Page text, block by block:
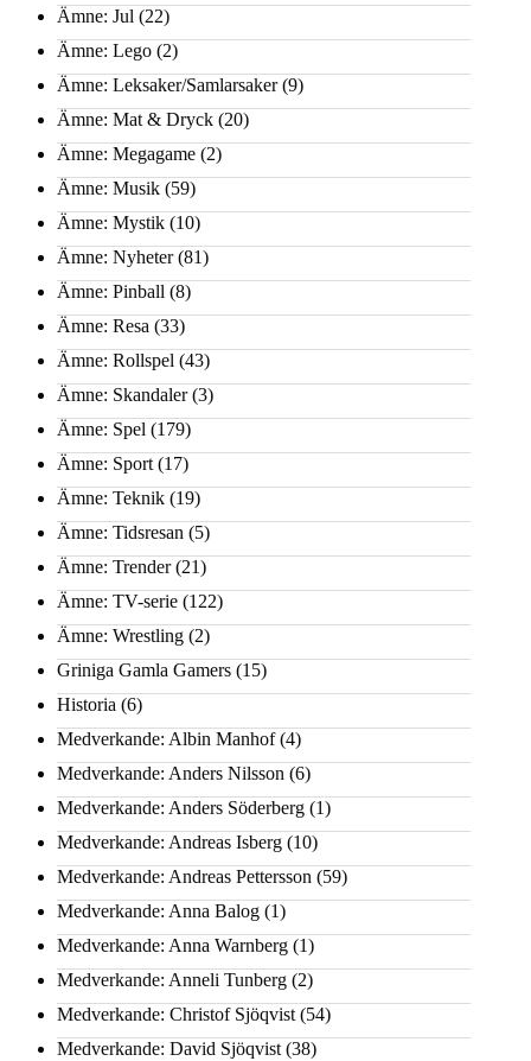
Ämne: Jul (22)
Ämne: Lego (2)
Ämne: Leksaker/Samlarsaker(9)
Ämne: Mat & Dryck (20)
Ämne: Megagame (2)
Ämne: Musik (59)
Ämne: Mystik (10)
Ämne: Nyheter(81)
Ämne: Pinball (8)
Ämne: Resa (33)
Ämne: Rollspel (43)
Ämne: Skandaler(3)
Ämne: Spel (179)
Ämne: Sport (17)
Ämne: Teknik (19)
Ämne: Tidsresan (5)
Ämne: Trender(21)
Ämne: TV-serie (122)
Ämne: Wrestling (2)
Griniga Gamla Gamers (15)
Historia (6)
Medverkande: Albin Manhof(4)
Medverkande: Anders Nilsson (6)
Medverkande: Anders Söderberg (1)
Medverkande: Andreas Isberg (10)
Medverkande: Andreas Pettersson (59)
Medverkande: Anna Balog (1)
Medverkande: Anna Warnberg (1)
Medverkande: Anneli Tunberg (2)
Medverkande: Christof Sjöqvist (54)
Medverkande: David Sjöqvist (38)